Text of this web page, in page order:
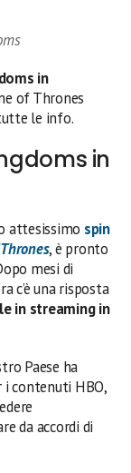
in
of Thrones
le info.
in
attesissimo spin
, è pronto
mesi di
c’è una risposta
in streaming in
Paese ha
contenuti HBO,
da accordi di